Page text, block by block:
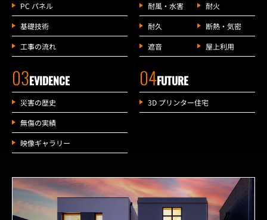
PC パネル
基礎技術
工事の流れ
耐風・水害
耐火
耐久
断熱・気密
遮音
屋上利用
03EVIDENCE
災害の歴史
無傷の実績
映像ギャラリー
04FUTURE
3D プリンター住宅